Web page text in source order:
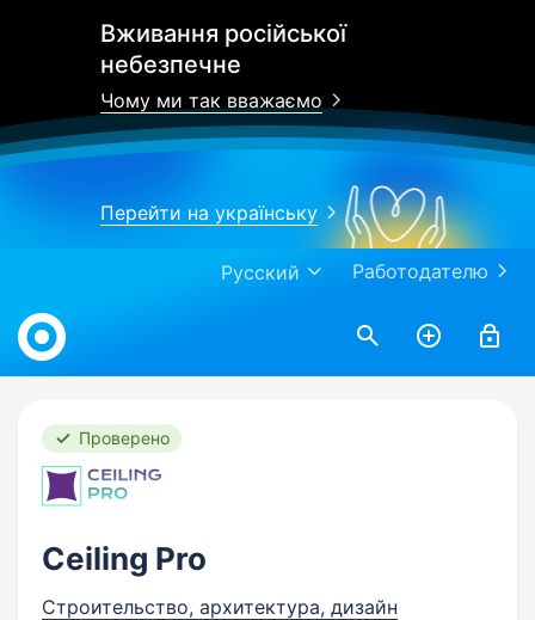
Вживання російської
небезпечне
Чому ми так вважаємо
Перейти на українську
Работодателю
Русский
Work.ua
Проверено
Ceiling Pro
Строительство, архитектура, дизайн